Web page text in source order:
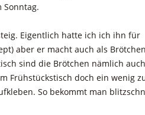
Sonntag.
Eigentlich hatte ich ich ihn für
aber er macht auch als
sind die Brötchen nämlich
Frühstückstisch doch ein wenig
So bekommt man